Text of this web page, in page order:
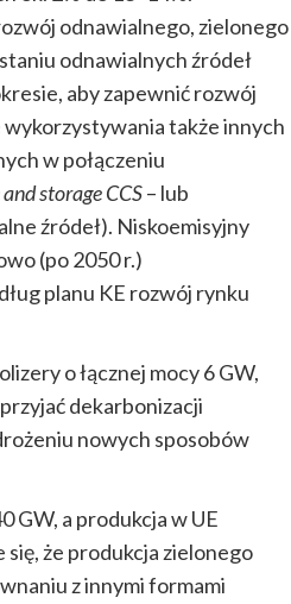
odnawialnego, zielonego
odnawialnych źródeł
aby zapewnić rozwój
także innych
w połączeniu
storage CCS– lub
źródeł). Niskoemisyjny
(po 2050 r.)
planu KE rozwój rynku
o łącznej mocy 6 GW,
dekarbonizacji
nowych sposobów
GW, a produkcja w UE
że produkcja zielonego
z innymi formami